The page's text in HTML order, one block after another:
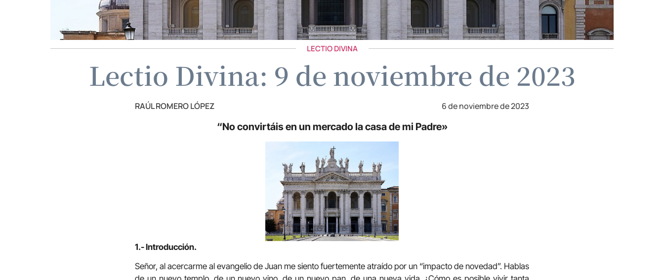
LECTIO DIVINA
Lectio Divina: 9 de noviembre de 2023
RAÚL ROMERO LÓPEZ 6 de noviembre de 2023
“No convirtáis en un mercado la casa de mi Padre»
1.- Introducción.
Señor, al acercarme al evangelio de Juan me siento fuertemente atraído por un “impacto de novedad”. Hablas